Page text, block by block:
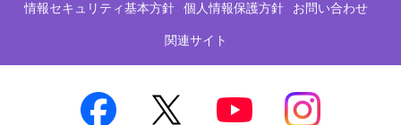
情報セキュリティ基本方針 個人情報保護方針 お問い合わせ
関連サイト